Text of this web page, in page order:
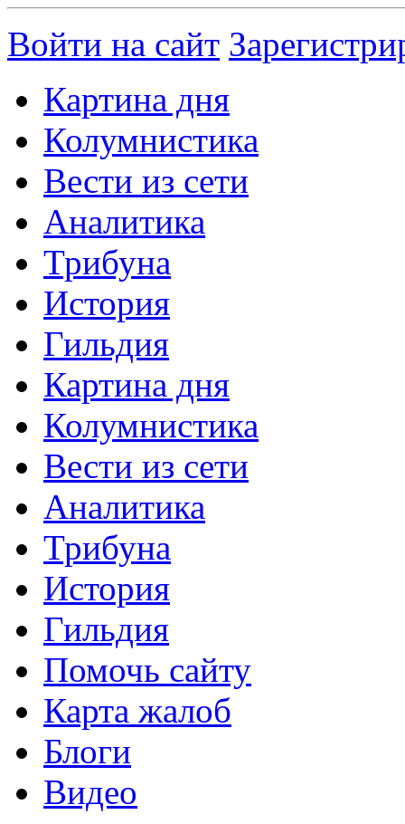
Войти на сайт
Картина дня
Колумнистика
Вести из сети
Аналитика
Трибуна
История
Гильдия
Картина дня
Колумнистика
Вести из сети
Аналитика
Трибуна
История
Гильдия
Помочь сайту
Карта жалоб
Блоги
Видео